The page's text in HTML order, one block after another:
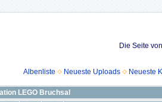
Die Seite
Albenliste Neueste Uploads Neueste
LEGO Bruchsal